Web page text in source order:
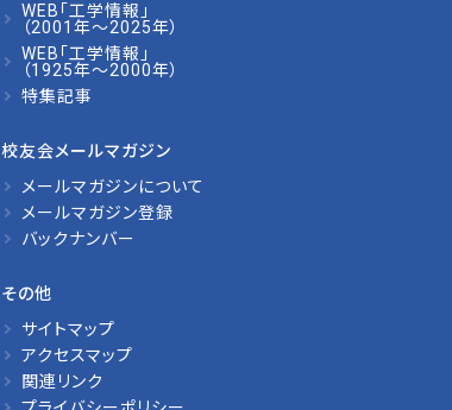
WEB「工学情報」
（2001年～2025年）
WEB「工学情報」
（1925年～2000年）
特集記事
校友会メールマガジン
メールマガジンについて
メールマガジン登録
バックナンバー
その他
サイトマップ
アクセスマップ
関連リンク